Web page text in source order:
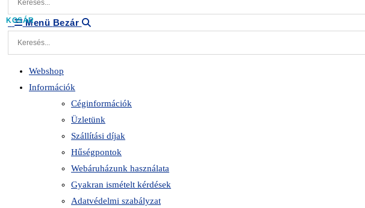
search
0 Menü Bezár
Webshop
Információk
Céginformációk
Üzletünk
Szállítási díjak
Hűségpontok
Webáruházunk használata
Gyakran ismételt kérdések
Adatvédelmi szabályzat